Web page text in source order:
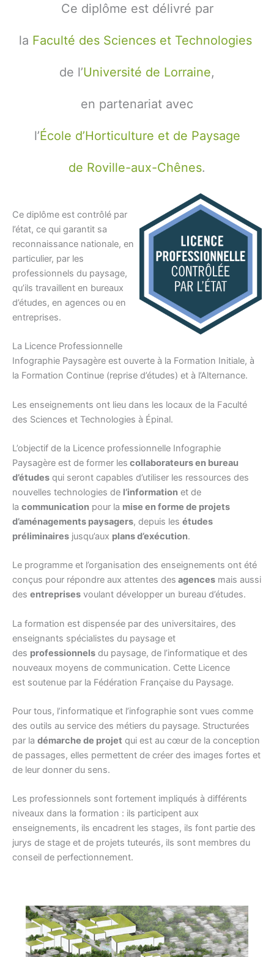
Ce diplôme est délivré par
la Faculté des Sciences et Technologies
de l’Université de Lorraine,
en partenariat avec
l’École d’Horticulture et de Paysage
de Roville-aux-Chênes.
Ce diplôme est contrôlé par
l’état, ce qui garantit sa
reconnaissance nationale, en
particulier, par les
professionnels du paysage,
qu’ils travaillent en bureaux
d’études, en agences ou en
entreprises.
La Licence Professionnelle
Infographie Paysagère est ouverte à la Formation Initiale, à
la Formation Continue (reprise d’études) et à l’Alternance.
Les enseignements ont lieu dans les locaux de la Faculté
des Sciences et Technologies à Épinal.
L’objectif de la Licence professionnelle Infographie
Paysagère est de former les collaborateurs en bureau
d’études qui seront capables d’utiliser les ressources des
nouvelles technologies de l’information et de
la communication pour la mise en forme de projets
d’aménagements paysagers, depuis les études
préliminaires jusqu’aux plans d’exécution.
Le programme et l’organisation des enseignements ont été
conçus pour répondre aux attentes des agences mais aussi
des entreprises voulant développer un bureau d’études.
La formation est dispensée par des universitaires, des
enseignants spécialistes du paysage et
des professionnels du paysage, de l’informatique et des
nouveaux moyens de communication. Cette Licence
est soutenue par la Fédération Française du Paysage.
Pour tous, l’informatique et l’infographie sont vues comme
des outils au service des métiers du paysage. Structurées
par la démarche de projet qui est au cœur de la conception
de passages, elles permettent de créer des images fortes et
de leur donner du sens.
Les professionnels sont fortement impliqués à différents
niveaux dans la formation : ils participent aux
enseignements, ils encadrent les stages, ils font partie des
jurys de stage et de projets tuteurés, ils sont membres du
conseil de perfectionnement.